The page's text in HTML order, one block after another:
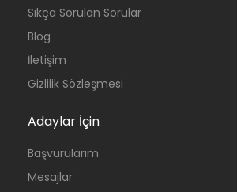
Sıkça Sorulan Sorular
Blog
İletişim
Gizlilik Sözleşmesi
Adaylar İçin
Başvurularım
Mesajlar